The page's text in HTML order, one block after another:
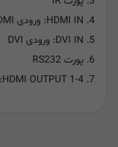
4. HDMI IN: ورودی HDMI
5. DVI IN: ورودی DVI
6. پورت RS232
7. HDMI OUTPUT 1-4: خروجی HDMI